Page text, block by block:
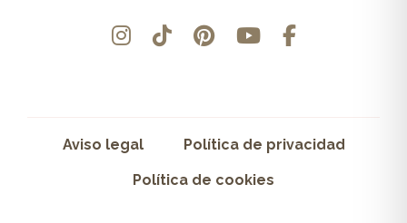
Aviso legal Política de privacidad
Política de cookies